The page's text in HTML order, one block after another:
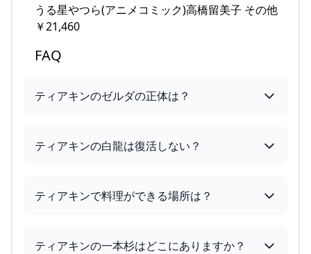
うる星やつら(アニメコミック)高橋留美子 その他
￥21,460
FAQ
ティアキンのゼルダの正体は？
ティアキンの白龍は復活しない？
ティアキンで料理ができる場所は？
ティアキンの一本杉はどこにありますか？